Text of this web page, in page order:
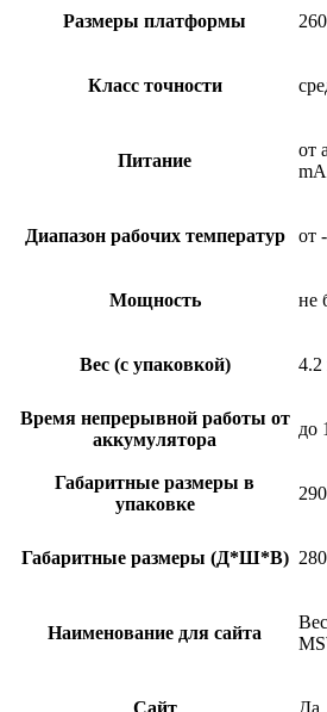
Размеры платформы
Класс точности
Питание
от
Диапазон рабочих температур от
Мощность не
Вес (с упаковкой) 4.2
Время непрерывной работы от
аккумулятора
до
Габаритные размеры в
упаковке
Габаритные размеры (Д*Ш*В)
Наименование для сайта
Сайт Да